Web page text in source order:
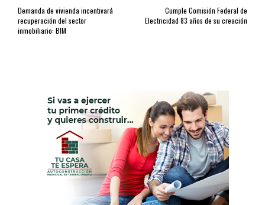
Demanda de vivienda incentivará
recuperación del sector
inmobiliario: BIM
Cumple Comisión Federal de
Electricidad 83 años de su creación